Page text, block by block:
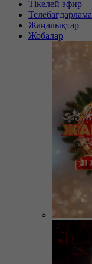
Тікелей эфир
Телебағдарлама
Жаңалықтар
Жобалар